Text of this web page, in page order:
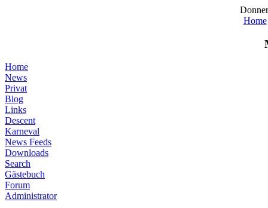
Home
Home
News
Privat
Blog
Links
Descent
Karneval
News Feeds
Downloads
Search
Gästebuch
Forum
Administrator